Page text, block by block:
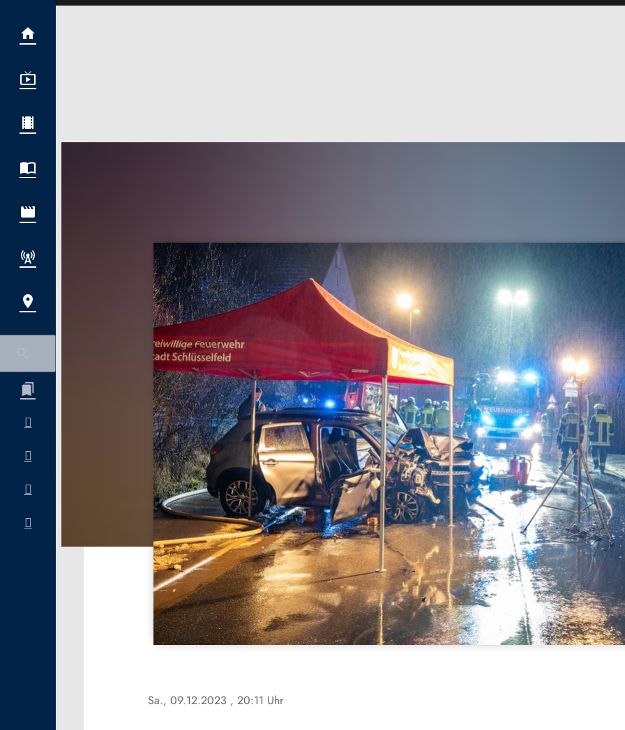
Sa., 09.12.2023 , 20:11 Uhr